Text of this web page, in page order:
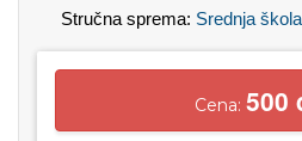
Stručna sprema: Srednja škola
Cena: 500